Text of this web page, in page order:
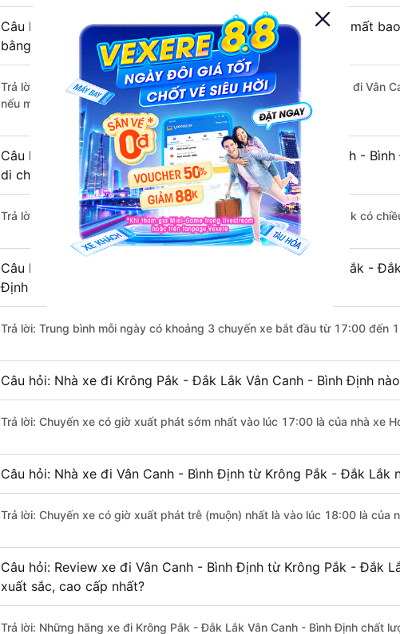
Câu hỏi: Từ Krông Pắk - Đắk Lắk đi Vân Canh - Bình Định mất
bằng xe khách?
Trả lời: Thời gian di chuyển bằng xe khách từ Krông Pắk - Đắk Lắk đi Vân
nếu mật độ giao thông thuận lợi.
Câu hỏi: Khoảng cách từ Krông Pắk - Đắk Lắk đi Vân Canh -
di chuyển bằng xe khách?
Trả lời: Đoạn đường đi Vân Canh - Bình Định từ Krông Pắk - Đắk Lắk có
Câu hỏi: Mỗi ngày có bao nhiêu chuyến xe khách Krông Pắk -
Định ?
Trả lời: Trung bình mỗi ngày có khoảng 3 chuyến xe bắt đầu từ 17:00 đến
Câu hỏi: Nhà xe đi Krông Pắk - Đắk Lắk Vân Canh - Bình Định
Trả lời: Chuyến xe có giờ xuất phát sớm nhất vào lúc 17:00 là của nhà xe
Câu hỏi: Nhà xe đi Vân Canh - Bình Định từ Krông Pắk - Đắk Lắk
Trả lời: Chuyến xe có giờ xuất phát trễ (muộn) nhất là vào lúc 18:00 là của
Câu hỏi: Review xe đi Vân Canh - Bình Định từ Krông Pắk - Đắk
xuất sắc, cao cấp nhất?
Trả lời: Những hãng xe đi Krông Pắk - Đắk Lắk Vân Canh - Bình Định chất